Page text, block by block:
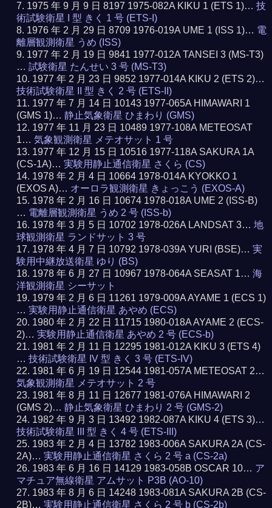
1975 年 9 月 9 日 8197 1975-082A KIKU 1 (ETS 1)…技
術試験衛星 I 型 きく 1 号 (ETS-I)
1976 年 2 月 29 日 8709 1976-019A UME 1 (ISS 1)… 電
離層観測衛星 うめ (ISS)
1977 年 2 月 19 日 9841 1977-012A TANSEI 3 (MS-T3)
…試験衛星 たんせい 3 号 (MS-T3)
1977 年 2 月 23 日 9852 1977-014A KIKU 2 (ETS 2)…
技術試験衛星 II 型 きく 2 号 (ETS-II)
1977 年 7 月 14 日 10143 1977-065A HIMAWARI 1
(GMS 1)…静止気象衛星 ひまわり (GMS)
1977 年 11 月 23 日 10489 1977-108A METEOSAT
1…気象観測衛星 メテオサット 1 号
1977 年 12 月 15 日 10516 1977-118A SAKURA 1A
(CS-1A)…実験用静止通信衛星 さくら (CS)
1978 年 2 月 4 日 10664 1978-014A KYOKKO 1
(EXOS A)… オーロラ観測衛星 きょっこう (EXOS-A)
1978 年 2 月 16 日 10674 1978-018A UME 2 (ISS-B)
… 電離層観測衛星 うめ 2 号 (ISS-b)
1978 年 3 月 5 日 10702 1978-026A LANDSAT 3…地
球観測衛星 ランドサット 3 号
1978 年 4 月 7 日 10792 1978-039A YURI (BSE)…実
験用中継放送衛星 ゆり (BS)
1978 年 6 月 27 日 10967 1978-064A SEASAT 1…海
洋観測衛星 シーサット
1979 年 2 月 6 日 11261 1979-009A AYAME 1 (ECS 1)
…実験用静止通信衛星 あやめ (ECS)
1980 年 2 月 22 日 11715 1980-018A AYAME 2 (ECS-
2)…実験用静止通信衛星 あやめ 2 号 (ECS-b)
1981 年 2 月 11 日 12295 1981-012A KIKU 3 (ETS 4)
…技術試験衛星 IV 型 きく 3 号 (ETS-IV)
1981 年 6 月 19 日 12544 1981-057A METEOSAT 2…
気象観測衛星 メテオサット 2 号
1981 年 8 月 11 日 12677 1981-076A HIMAWARI 2
(GMS 2)…静止気象衛星 ひまわり 2 号 (GMS-2)
1982 年 9 月 3 日 13492 1982-087A KIKU 4 (ETS 3)…
技術試験衛星 III 型 きく 4 号 (ETS-III)
1983 年 2 月 4 日 13782 1983-006A SAKURA 2A (CS-
2A)…実験用静止通信衛星 さくら 2 号 a (CS-2a)
1983 年 6 月 16 日 14129 1983-058B OSCAR 10… ア
マチュア無線衛星 アムサット P3B (AO-10)
1983 年 8 月 6 日 14248 1983-081A SAKURA 2B (CS-
2B)…実験用静止通信衛星 さくら 2 号 b (CS-2b)